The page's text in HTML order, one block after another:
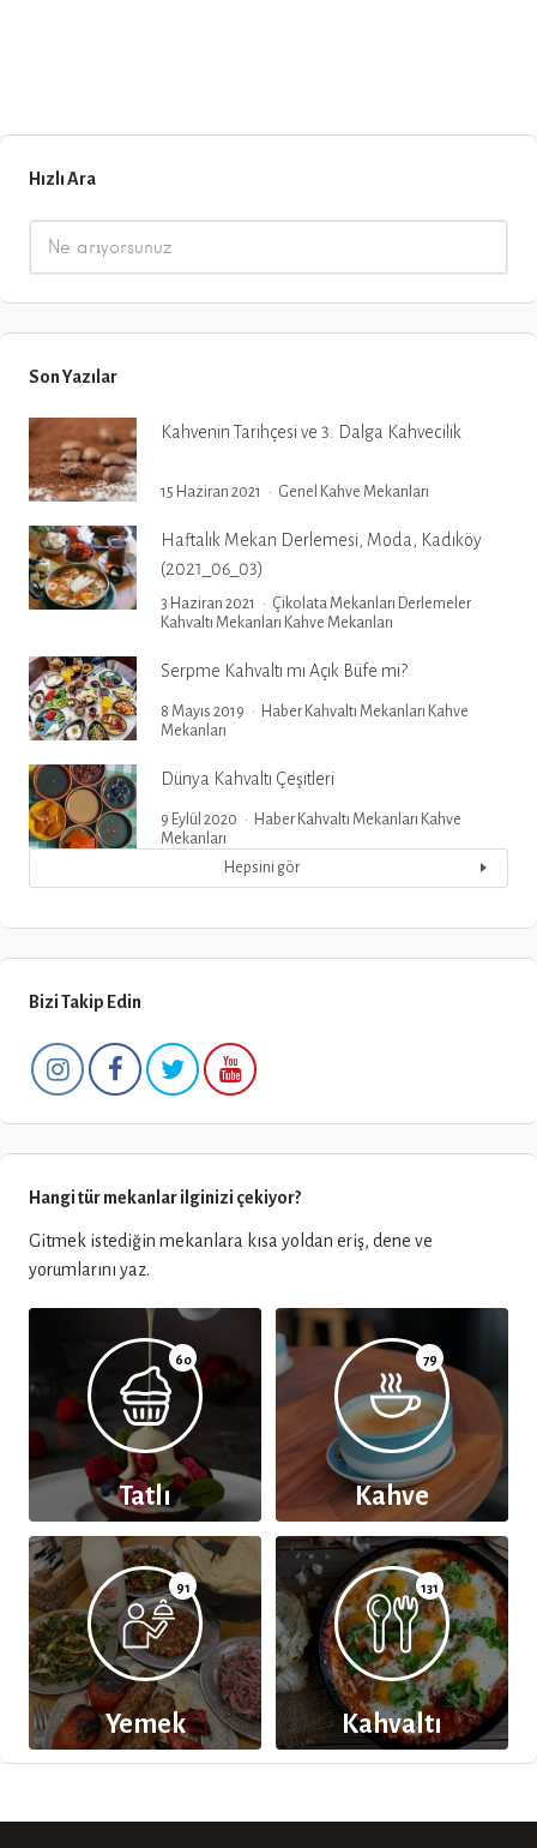
Hızlı Ara
Son Yazılar
Kahvenin Tarihçesi ve 3. Dalga Kahvecilik
15 Haziran 2021 Genel Kahve Mekanları
Haftalık Mekan Derlemesi, Moda, Kadıköy
(2021_06_03)
3 Haziran 2021 Çikolata Mekanları Derlemeler
Kahvaltı Mekanları Kahve Mekanları
Serpme Kahvaltı mı Açık Büfe mi?
8 Mayıs 2019 Haber Kahvaltı Mekanları Kahve
Mekanları
Dünya Kahvaltı Çeşitleri
9 Eylül 2020 Haber Kahvaltı Mekanları Kahve
Mekanları
Hepsini gör
Bizi Takip Edin
Hangi tür mekanlar ilginizi çekiyor?
Gitmek istediğin mekanlara kısa yoldan eriş, dene ve
yorumlarını yaz.
60
Tatlı
79
Kahve
91
Yemek
131
Kahvaltı